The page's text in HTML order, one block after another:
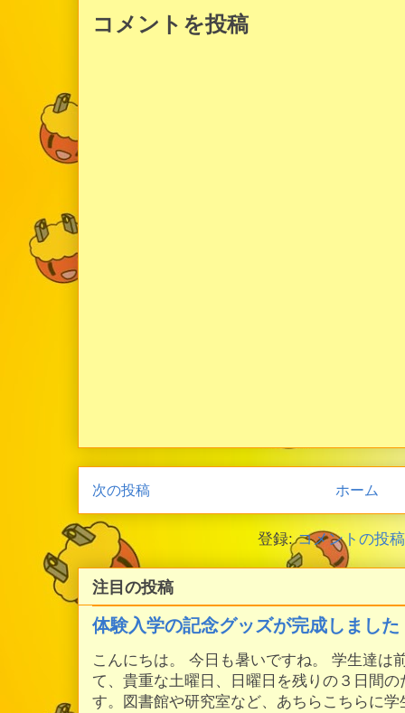
コメントを投稿
次の投稿 ホーム
登録:コメントの投
注目の投稿
体験入学の記念グッズが完成しました
こんにちは。 今日も暑いですね。 学生達は
て、貴重な土曜日、日曜日を残りの３日間
す。図書館や研究室など、あちらこちらに